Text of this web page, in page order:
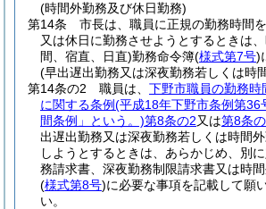
(時間外勤務及び休日勤務)
第14条
市長は、職員に正規の勤務時間
又は休日に勤務させようとするときは
間、宿直、日直)勤務命令簿(様式第7号)
(早出遅出勤務又は深夜勤務若しくは時
第14条の2
職員は、 下野市職員の勤務時
に関する条例(平成18年下野市条例第36
間条例」という。)第8条の2又は第8条
出遅出勤務又は深夜勤務若しくは時間
しようとするときは、あらかじめ、別
務請求書、深夜勤務制限請求書又は時
(様式第8号)に必要な事項を記載して願
い。